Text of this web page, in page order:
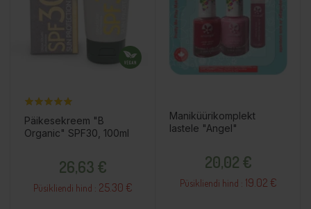
Päikesekreem "B
Organic" SPF30, 100ml
26,63 €
Püsikliendi hind : 25.30 €
Maniküürikomplekt
lastele "Angel"
20,02 €
Püsikliendi hind : 19.02 €